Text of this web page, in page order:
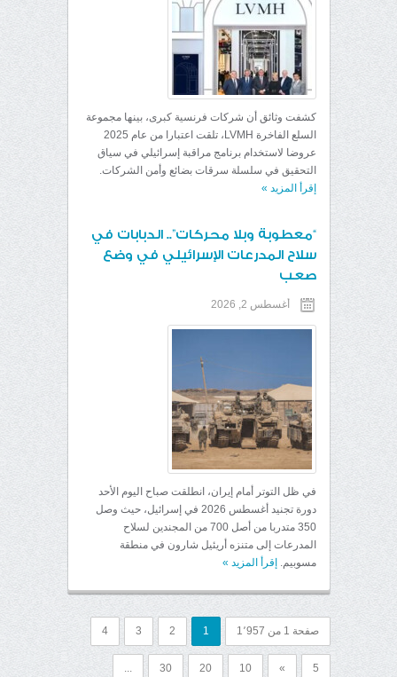
كشفت وثائق أن شركات فرنسية كبرى، بينها مجموعة
السلع الفاخرة LVMH، تلقت اعتبارا من عام 2025
عروضا لاستخدام برنامج مراقبة إسرائيلي في سياق
التحقيق في سلسلة سرقات بضائع وأمن الشركات.
إقرأ المزيد »
“معطوبة وبلا محركات”.. الدبابات في
سلاح المدرعات الإسرائيلي في وضع
صعب
أغسطس 2, 2026
في ظل التوتر أمام إيران، انطلقت صباح اليوم الأحد
دورة تجنيد أغسطس 2026 في إسرائيل، حيث وصل
350 متدربا من أصل 700 من المجندين لسلاح
المدرعات إلى متنزه أريئيل شارون في منطقة
مسوبيم. إقرأ المزيد »
صفحة 1 من 1٬957 1
2
3
4
5
»
10
20
30
...